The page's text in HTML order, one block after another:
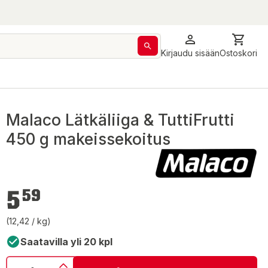
Kirjaudu sisäänOstoskori
Malaco Lätkäliiga & TuttiFrutti
450 g makeissekoitus
5,59 €
559
(12,42 / kg)
Saatavilla yli 20 kpl